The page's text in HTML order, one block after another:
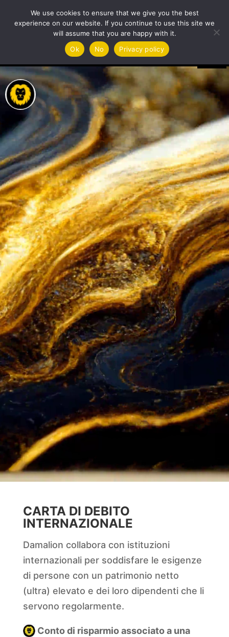
CARTA DI DEBITO
INTERNAZIONALE
Damalion collabora con istituzioni
internazionali per soddisfare le esigenze
di persone con un patrimonio netto
(ultra) elevato e dei loro dipendenti che li
servono regolarmente.
Conto di risparmio associato a una
We use cookies to ensure that we give you the best
experience on our website. If you continue to use this site we
will assume that you are happy with it.
Ok
No Privacy policy